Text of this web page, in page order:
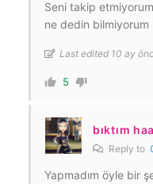
Seni takip
ne dedin bilmiyorum
Last edited 10 ay
5
bıktım
Reply to
Yapmadım öyle bir